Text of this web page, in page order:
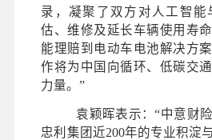
录，凝聚了双方对人工智能
估、维修及延长车辆使用寿
能理赔到电动车电池解决方
作将为中国向循环、低碳交
力量。”
袁颖晖表示：“中意财
忠利集团近200年的专业积淀